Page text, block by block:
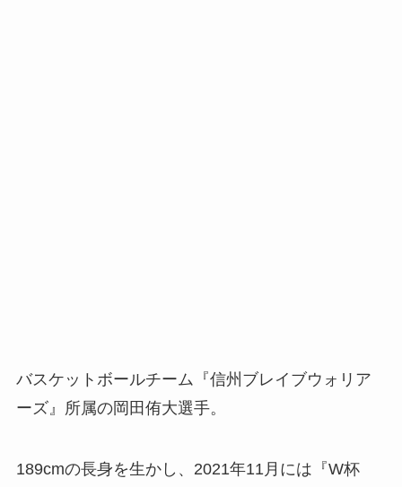
バスケットボールチーム『信州ブレイブウォリア
ーズ』所属の岡田侑大選手。
189cmの長身を生かし、2021年11月には『W杯